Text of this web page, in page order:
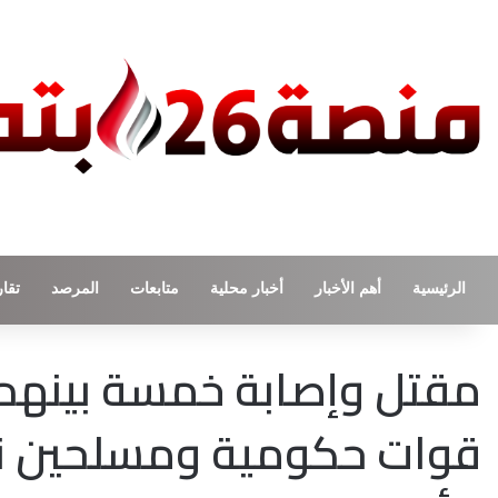
الرئيسية أهم الأخبار أخبار محلية متابعات المرصد
مقتل وإصابة خمسة
قوات حكومية ومسلحين